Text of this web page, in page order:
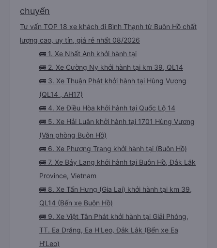
chuyến
Tư vấn TOP 18 xe khách đi Bình Thạnh từ Buôn Hồ chất
lượng cao, uy tín, giá rẻ nhất 08/2026
🚌 1. Xe Nhất Anh khởi hành tại
🚌 2. Xe Cường Ny khởi hành tại km 39, QL14
🚌 3. Xe Thuận Phát khởi hành tại Hùng Vương
(QL14 , AH17)
🚌 4. Xe Điều Hòa khởi hành tại Quốc Lộ 14
🚌 5. Xe Hải Luân khởi hành tại 1701 Hùng Vương
(Văn phòng Buôn Hồ)
🚌 6. Xe Phương Trang khởi hành tại (Buôn Hồ)
🚌 7. Xe Bảy Lang khởi hành tại Buôn Hồ, Đắk Lắk
Province, Vietnam
🚌 8. Xe Tấn Hưng (Gia Lai) khởi hành tại km 39,
QL14 (Bến xe Buôn Hồ)
🚌 9. Xe Việt Tân Phát khởi hành tại Giải Phóng,
TT. Ea Drăng, Ea H'Leo, Đắk Lắk (Bến xe Ea
H'Leo)